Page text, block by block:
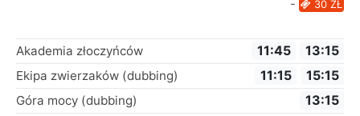
- 30 ZŁ
Akademia złoczyńców 11:45
13:15
Ekipa zwierzaków (dubbing)
11:15
15:15
Góra mocy (dubbing)
13:15